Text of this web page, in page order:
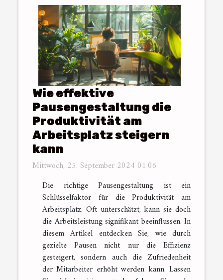
Wie effektive
Pausengestaltung die
Produktivität am
Arbeitsplatz steigern
kann
Mittwoch, 25. September 2024 01:06
Die richtige Pausengestaltung ist ein
Schlüsselfaktor für die Produktivität am
Arbeitsplatz. Oft unterschätzt, kann sie doch
die Arbeitsleistung signifikant beeinflussen. In
diesem Artikel entdecken Sie, wie durch
gezielte Pausen nicht nur die Effizienz
gesteigert, sondern auch die Zufriedenheit
der Mitarbeiter erhöht werden kann. Lassen